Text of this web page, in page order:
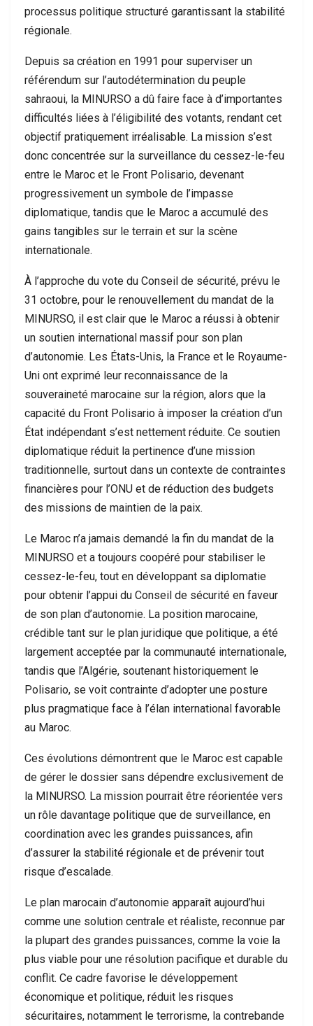
processus politique structuré garantissant la stabilité
régionale.
Depuis sa création en 1991 pour superviser un
référendum sur l’autodétermination du peuple
sahraoui, la MINURSO a dû faire face à d’importantes
difficultés liées à l’éligibilité des votants, rendant cet
objectif pratiquement irréalisable. La mission s’est
donc concentrée sur la surveillance du cessez-le-feu
entre le Maroc et le Front Polisario, devenant
progressivement un symbole de l’impasse
diplomatique, tandis que le Maroc a accumulé des
gains tangibles sur le terrain et sur la scène
internationale.
À l’approche du vote du Conseil de sécurité, prévu le
31 octobre, pour le renouvellement du mandat de la
MINURSO, il est clair que le Maroc a réussi à obtenir
un soutien international massif pour son plan
d’autonomie. Les États-Unis, la France et le Royaume-
Uni ont exprimé leur reconnaissance de la
souveraineté marocaine sur la région, alors que la
capacité du Front Polisario à imposer la création d’un
État indépendant s’est nettement réduite. Ce soutien
diplomatique réduit la pertinence d’une mission
traditionnelle, surtout dans un contexte de contraintes
financières pour l’ONU et de réduction des budgets
des missions de maintien de la paix.
Le Maroc n’a jamais demandé la fin du mandat de la
MINURSO et a toujours coopéré pour stabiliser le
cessez-le-feu, tout en développant sa diplomatie
pour obtenir l’appui du Conseil de sécurité en faveur
de son plan d’autonomie. La position marocaine,
crédible tant sur le plan juridique que politique, a été
largement acceptée par la communauté internationale,
tandis que l’Algérie, soutenant historiquement le
Polisario, se voit contrainte d’adopter une posture
plus pragmatique face à l’élan international favorable
au Maroc.
Ces évolutions démontrent que le Maroc est capable
de gérer le dossier sans dépendre exclusivement de
la MINURSO. La mission pourrait être réorientée vers
un rôle davantage politique que de surveillance, en
coordination avec les grandes puissances, afin
d’assurer la stabilité régionale et de prévenir tout
risque d’escalade.
Le plan marocain d’autonomie apparaît aujourd’hui
comme une solution centrale et réaliste, reconnue par
la plupart des grandes puissances, comme la voie la
plus viable pour une résolution pacifique et durable du
conflit. Ce cadre favorise le développement
économique et politique, réduit les risques
sécuritaires, notamment le terrorisme, la contrebande